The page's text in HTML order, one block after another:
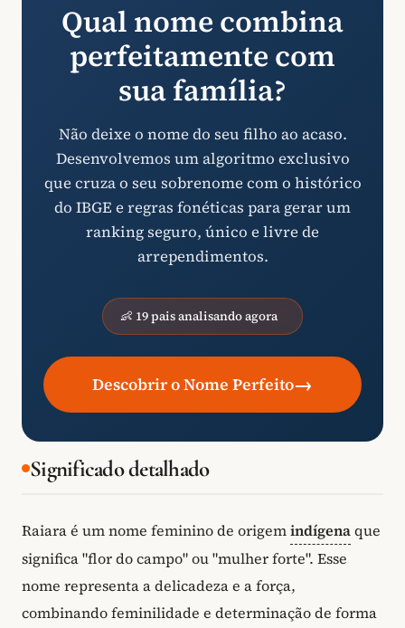
Qual nome combina
perfeitamente com
sua família?
Não deixe o nome do seu filho ao acaso.
Desenvolvemos um algoritmo exclusivo
que cruza o seu sobrenome com o histórico
do IBGE e regras fonéticas para gerar um
ranking seguro, único e livre de
arrependimentos.
👶 19 pais analisando agora
Descobrir o Nome Perfeito→
Significado detalhado
Raiara é um nome feminino de origemindígenaque
significa "flor do campo" ou "mulher forte". Esse
nome representa a delicadeza e a força,
combinando feminilidade e determinação de forma